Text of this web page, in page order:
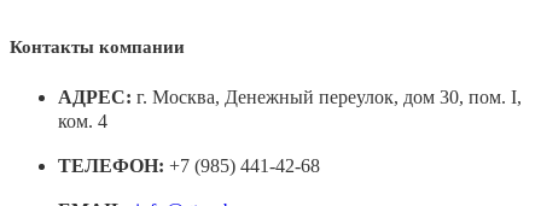
Контакты компании
АДРЕС: г. Москва, Денежный переулок, дом 30, пом. I,
ком. 4
ТЕЛЕФОН: +7 (985) 441-42-68